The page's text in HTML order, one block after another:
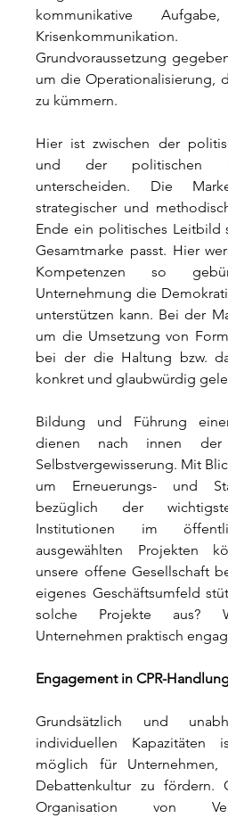
kommunikative
Grundvoraussetzung
um die Operationalisierung,
zu kümmern.
Hier ist zwischen der
und der politischen
unterscheiden. Die
strategischer und
Ende ein politisches Leitbild
Gesamtmarke passt. Hier
Kompetenzen so
Unternehmung die
unterstützen kann. Bei der
um die Umsetzung von
bei der die Haltung bzw.
konkret und glaubwürdig
Bildung und Führung
dienen nach innen der
Selbstvergewisserung. Mit
um Erneuerungs- und
bezüglich der
Institutionen im
ausgewählten Projekten
unsere offene Gesellschaft
eigenes Geschäftsumfeld
solche Projekte aus?
Unternehmen praktisch
Engagement in CPR-
Grundsätzlich und
individuellen
möglich für Unternehmen,
Debattenkultur zu fördern.
Organisation von